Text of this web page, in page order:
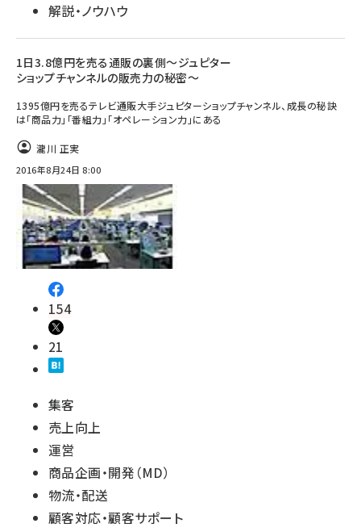
解説・ノウハウ
1日3.8億円を売る通販の裏側～ジュピター
ショップチャンネルの販売力の秘密～
1395億円を売るテレビ通販大手ジュピターショップチャンネル、成長の秘訣
は「商品力」「番組力」「オペレーション力」にある
瀧川 正実
2016年8月24日 8:00
154
21
集客
売上向上
運営
商品企画・開発（MD）
物流・配送
顧客対応・顧客サポート